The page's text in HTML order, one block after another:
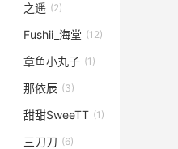
之遥 (2)
Fushii_海堂 (12)
章鱼小丸子 (1)
那依辰 (3)
甜甜SweeTT (1)
三刀刀 (6)